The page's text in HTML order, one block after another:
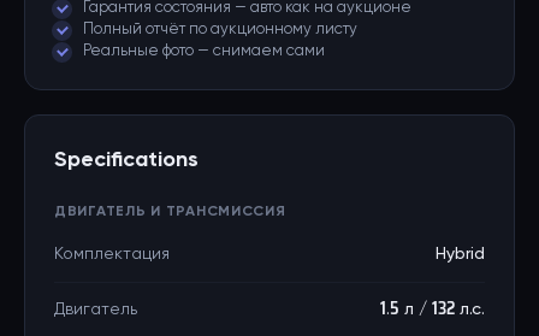
Гарантия состояния — авто как на аукционе
Полный отчёт по аукционному листу
Реальные фото — снимаем сами
Specifications
ДВИГАТЕЛЬ И ТРАНСМИССИЯ
Комплектация Hybrid
Двигатель 1.5 л / 132 л.с.